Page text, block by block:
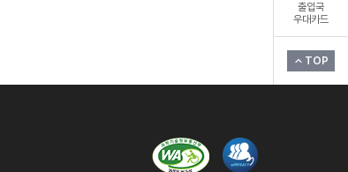
출입국
우대카드
TOP